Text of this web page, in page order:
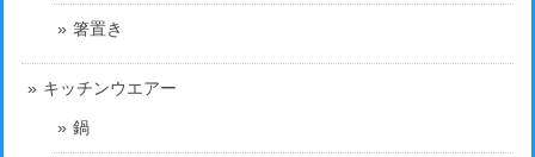
箸置き
キッチンウエアー
鍋